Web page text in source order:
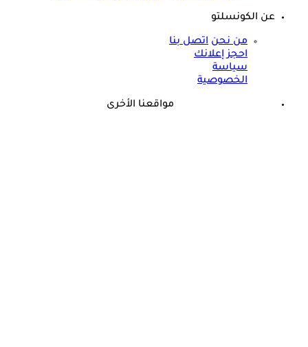
عن الكونسلتو
من نحن اتصل بنا
احجز إعلانك
سياسة
الخصوصية
مواقعنا الأخرى